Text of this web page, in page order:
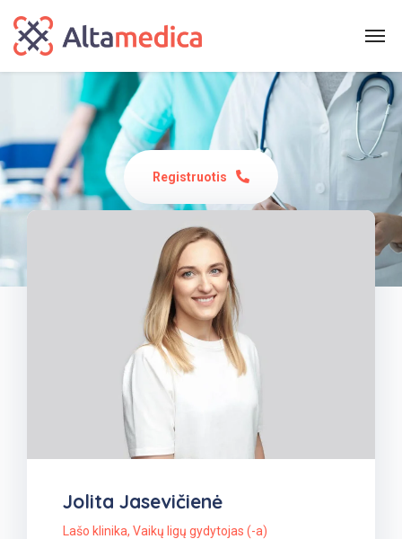
Registruotis
Jolita Jasevičienė
Lašo klinika, Vaikų ligų gydytojas (-a)